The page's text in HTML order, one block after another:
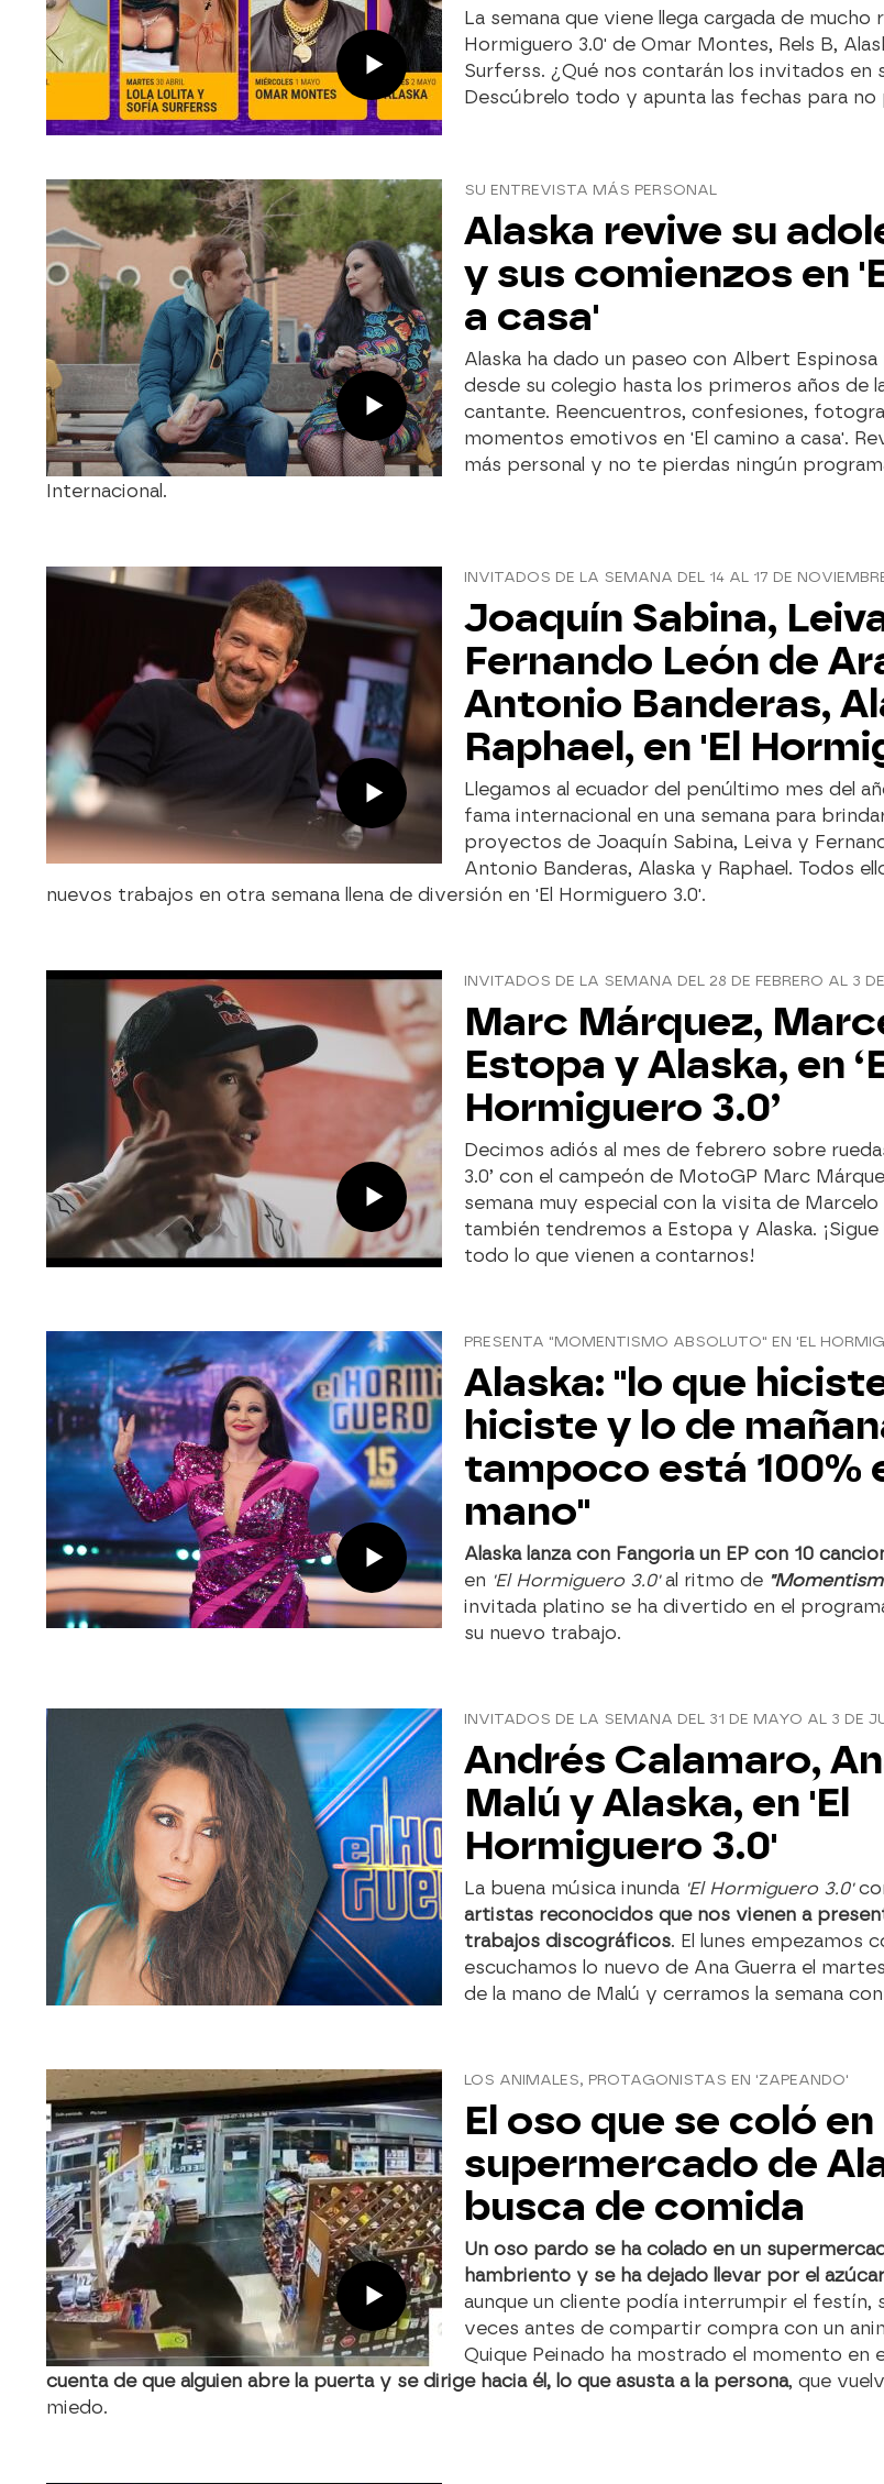
La semana que viene llega cargada de mucho
Hormiguero 3.0' de Omar Montes, Rels B,
Surferss. ¿Qué nos contarán los invitados en
Descúbrelo todo y apunta las fechas para no
SU ENTREVISTA MÁS PERSONAL
Alaska revive su
y sus comienzos en
a casa'
Alaska ha dado un paseo con Albert
desde su colegio hasta los primeros años de
cantante. Reencuentros, confesiones,
momentos emotivos en 'El camino a casa'.
más personal y no te pierdas ningún
Internacional.
INVITADOS DE LA SEMANA DEL 14 AL 17 DE
Joaquín Sabina,
Fernando León de
Antonio Banderas,
Raphael, en 'El
Llegamos al ecuador del penúltimo mes del
fama internacional en una semana para
proyectos de Joaquín Sabina, Leiva y
Antonio Banderas, Alaska y Raphael. Todos
nuevos trabajos en otra semana llena de diversión en 'El Hormiguero 3.0'.
INVITADOS DE LA SEMANA DEL 28 DE FEBRERO AL 3
Marc Márquez,
Estopa y Alaska, en
Hormiguero 3.0’
Decimos adiós al mes de febrero sobre
3.0’ con el campeón de MotoGP Marc
semana muy especial con la visita de Marcelo
también tendremos a Estopa y Alaska.
todo lo que vienen a contarnos!
PRESENTA "MOMENTISMO ABSOLUTO" EN 'EL
Alaska: "lo que
hiciste y lo de
tampoco está 100%
mano"
Alaska lanza con Fangoria un EP con 10
en 'El Hormiguero 3.0'al ritmo de
invitada platino se ha divertido en el
su nuevo trabajo.
INVITADOS DE LA SEMANA DEL 31 DE MAYO AL 3 DE
Andrés Calamaro,
Malú y Alaska, en 'El
Hormiguero 3.0'
La buena música inunda 'El Hormiguero 3.0'
artistas reconocidos que nos vienen a
trabajos discográficos. El lunes empezamos
escuchamos lo nuevo de Ana Guerra el
de la mano de Malú y cerramos la semana con
LOS ANIMALES, PROTAGONISTAS EN 'ZAPEANDO'
El oso que se coló en
supermercado de
busca de comida
Un oso pardo se ha colado en un
hambriento y se ha dejado llevar por el
aunque un cliente podía interrumpir el festín,
veces antes de compartir compra con un
Quique Peinado ha mostrado el momento en
cuenta de que alguien abre la puerta y se dirige hacia él, lo que asusta a la persona, que
miedo.